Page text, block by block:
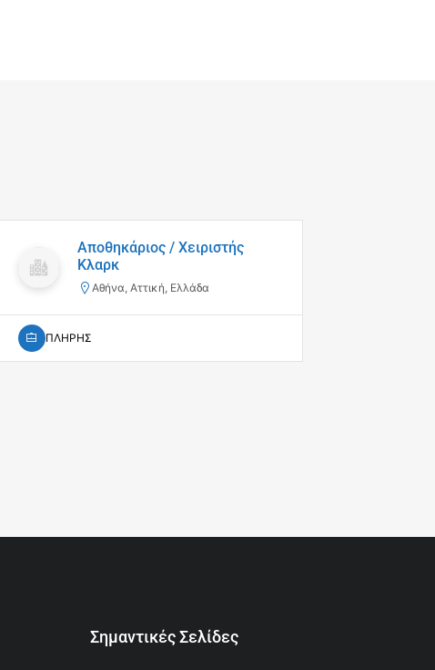
Αποθηκάριος / Χειριστής
Κλαρκ
Αθήνα, Αττική, Ελλάδα
ΠΛΗΡΗΣ
Σημαντικές Σελίδες